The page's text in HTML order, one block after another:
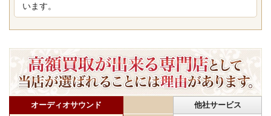
います。
オーディオサウンド 他社サービス